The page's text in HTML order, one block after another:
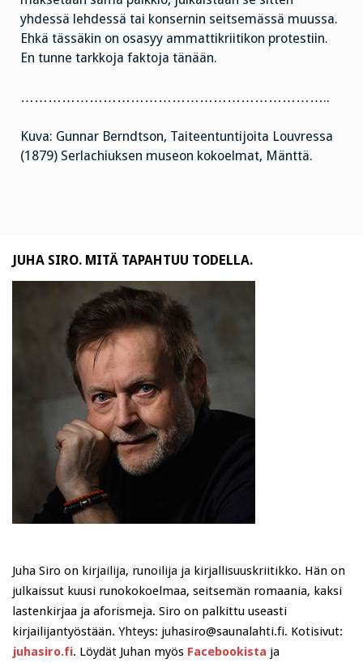
yhdessä lehdessä tai konsernin seitsemässä muussa.
Ehkä tässäkin on osasyy ammattikriitikon protestiin.
En tunne tarkkoja faktoja tänään.
…………………………………………………………..
Kuva: Gunnar Berndtson, Taiteentuntijoita Louvressa
(1879) Serlachiuksen museon kokoelmat, Mänttä.
JUHA SIRO. MITÄ TAPAHTUU TODELLA.
Juha Siro on kirjailija, runoilija ja kirjallisuuskriitikko. Hän on
julkaissut kuusi runokokoelmaa, seitsemän romaania, kaksi
lastenkirjaa ja aforismeja. Siro on palkittu useasti
kirjailijantyöstään. Yhteys: juhasiro@saunalahti.fi. Kotisivut:
juhasiro.fi. Löydät Juhan myös Facebookista ja